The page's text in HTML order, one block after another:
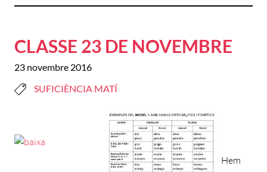
CLASSE 23 DE NOVEMBRE
23 novembre 2016
SUFICIÈNCIA MATÍ
Hem